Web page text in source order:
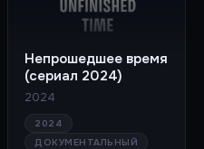
Непрошедшее время
(сериал 2024)
2024
2024
ДОКУМЕНТАЛЬНЫЙ